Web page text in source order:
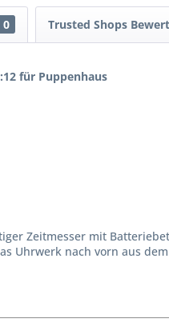
0 Trusted Shops
für Puppenhaus
Zeitmesser mit
Uhrwerk nach vorn aus